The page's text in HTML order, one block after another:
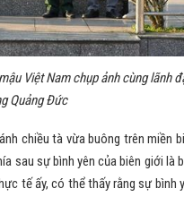
Việt Nam chụp ảnh cùng lãnh
Quảng Đức
chiều tà vừa buông trên miền
sau sự bình yên của biên giới là
tế ấy, có thể thấy rằng sự bình